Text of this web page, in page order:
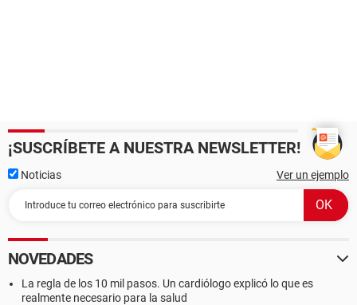
¡SUSCRÍBETE A NUESTRA NEWSLETTER!
Noticias Ver un ejemplo
NOVEDADES
La regla de los 10 mil pasos. Un cardiólogo explicó lo que es
realmente necesario para la salud